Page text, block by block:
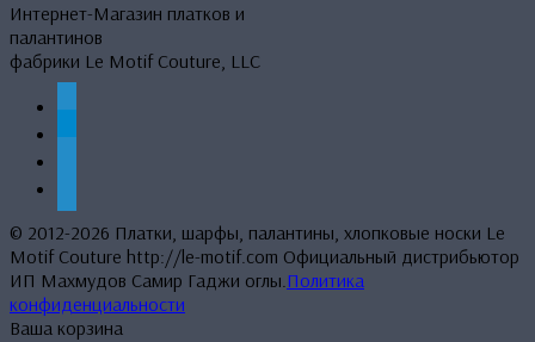
Интернет-Магазин платков и
палантинов
фабрики Le Motif Couture, LLC
© 2012-2026 Платки, шарфы, палантины, хлопковые носки Le
Motif Couture http://le-motif.com Официальный дистрибьютор
ИП Махмудов Самир Гаджи оглы.Политика
конфиденциальности
Ваша корзина